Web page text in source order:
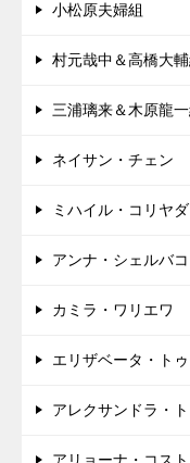
小松原夫婦組
村元哉中＆高橋大輔
三浦璃来＆木原龍一
ネイサン・チェン
ミハイル・コリヤダ
アンナ・シェルバコ
カミラ・ワリエワ
エリザベータ・ト
アレクサンドラ・